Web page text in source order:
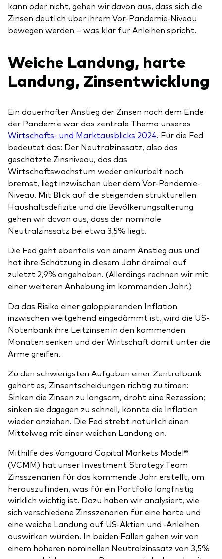
Anbieterliste
Vanguard Modellportfolios
Vanguard Beratungsstudie
kann oder nicht, gehen wir davon aus, dass sich die
Zinsen deutlich über ihrem Vor-Pandemie-Niveau
bewegen werden – was klar für Anleihen spricht.
Weiche Landung, harte
Landung, Zinsentwicklung
Ein dauerhafter Anstieg der Zinsen nach dem Ende
der Pandemie war das zentrale Thema unseres
Wirtschafts- und Marktausblicks 2024. Für die Fed
bedeutet das: Der Neutralzinssatz, also das
geschätzte Zinsniveau, das das
Wirtschaftswachstum weder ankurbelt noch
bremst, liegt inzwischen über dem Vor-Pandemie-
Niveau. Mit Blick auf die steigenden strukturellen
Haushaltsdefizite und die Bevölkerungsalterung
gehen wir davon aus, dass der nominale
Neutralzinssatz bei etwa 3,5% liegt.
Die Fed geht ebenfalls von einem Anstieg aus und
hat ihre Schätzung in diesem Jahr dreimal auf
zuletzt 2,9% angehoben. (Allerdings rechnen wir mit
einer weiteren Anhebung im kommenden Jahr.)
Da das Risiko einer galoppierenden Inflation
inzwischen weitgehend eingedämmt ist, wird die US-
Notenbank ihre Leitzinsen in den kommenden
Monaten senken und der Wirtschaft damit unter die
Arme greifen.
Zu den schwierigsten Aufgaben einer Zentralbank
gehört es, Zinsentscheidungen richtig zu timen:
Sinken die Zinsen zu langsam, droht eine Rezession;
sinken sie dagegen zu schnell, könnte die Inflation
wieder anziehen. Die Fed strebt natürlich einen
Mittelweg mit einer weichen Landung an.
Mithilfe des Vanguard Capital Markets Model®
(VCMM) hat unser Investment Strategy Team
Zinsszenarien für das kommende Jahr erstellt, um
herauszufinden, was für ein Portfolio langfristig
wirklich wichtig ist. Dazu haben wir analysiert, wie
sich verschiedene Zinsszenarien für eine harte und
eine weiche Landung auf US-Aktien und -Anleihen
auswirken würden. In beiden Fällen gehen wir von
einem höheren nominellen Neutralzinssatz von 3,5%